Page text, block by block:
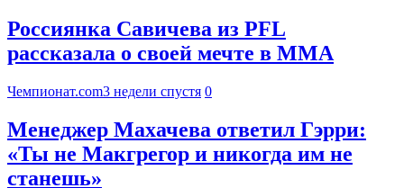
Россиянка Савичева из PFL
рассказала о своей мечте в ММА
Чемпионат.com3 недели спустя 0
Менеджер Махачева ответил Гэрри:
«Ты не Макгрегор и никогда им не
станешь»